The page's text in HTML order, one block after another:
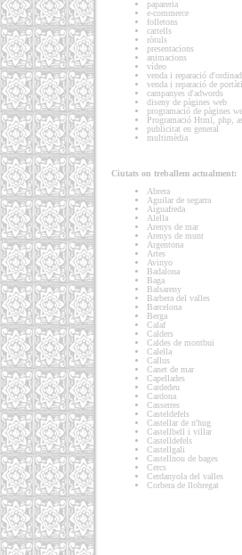
papareria
e-commerce
folletons
cartells
ròtuls
presentacions
animacions
vídeo
venda i reparació
venda i reparació de
campanyes d'adwords
diseny de pàgines web
programació de pàgines
Programació Html, php,
publicitat en general
multimèdia
Ciutats on treballem actualment:
Abrera
Aguilar de segarra
Aiguafreda
Alella
Arenys de mar
Arenys de munt
Argentona
Artes
Avinyo
Badalona
Baga
Balsareny
Barbera del valles
Barcelona
Berga
Calaf
Calders
Caldes de montbui
Calella
Callus
Canet de mar
Capellades
Cardedeu
Cardona
Casserres
Casteldefels
Castellar de n'hug
Castellbell i villar
Castelldefels
Castellgali
Castellnou de bages
Cercs
Cerdanyola del valles
Corbera de llobregat